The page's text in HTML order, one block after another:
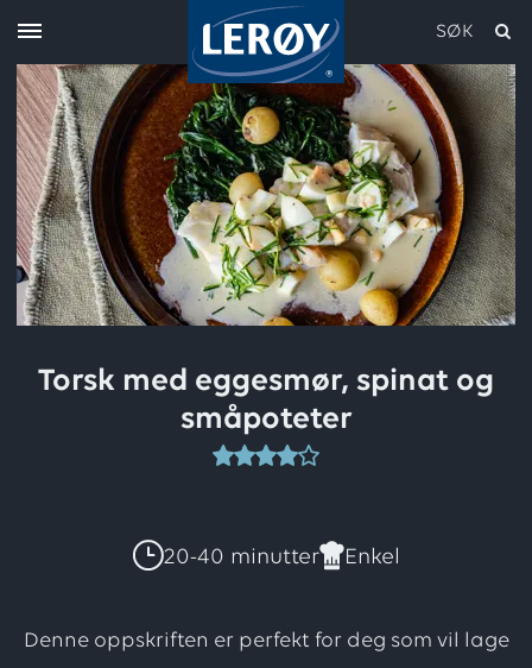
SØK
Torsk med eggesmør, spinat og
småpoteter
Denne
har
4
20-40 minutter Enkel
Denne oppskriften er perfekt for deg som vil lage